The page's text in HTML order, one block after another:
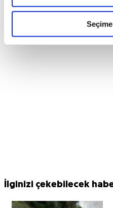
İlginizi çekebilecek